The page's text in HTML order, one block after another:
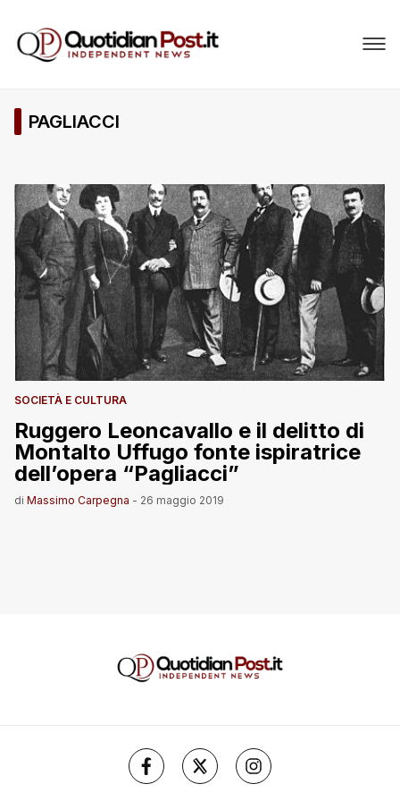
PAGLIACCI
SOCIETÀ E CULTURA
Ruggero Leoncavallo e il delitto di
Montalto Uffugo fonte ispiratrice
dell’opera “Pagliacci”
di Massimo Carpegna - 26 maggio 2019